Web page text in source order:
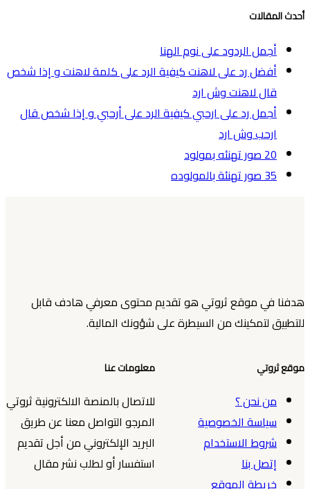
أحدث المقالات
أجمل الردود على نوم الهنا
أفضل رد على لاهنت كيفية الرد على كلمة لاهنت و إذا شخص
قال لاهنت وش ارد
أجمل رد على ارحبي كيفية الرد على أرحبي و إذا شخص قال
ارحب وش ارد
20 صور تهنئه بمولود
35 صور تهنئة بالمولوده
هدفنا في موقع ثروتي هو تقديم محتوى معرفي هادف قابل
للتطبيق لتمكينك من السيطرة على شؤونك المالية.
موقع ثروتي
من نحن ؟
سياسة الخصوصية
شروط الاستخدام
إتصل بنا
خريطة الموقع
معلومات عنا
للاتصال بالمنصة الالكترونية ثروتي
المرجو التواصل معنا عن طريق
البريد الإلكتروني من أجل تقديم
استفسار أو لطلب نشر مقال